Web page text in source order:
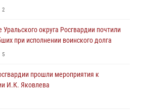
2
округа Росгвардии почтили
при исполнении воинского долга
5
прошли мероприятия к
И.К. Яковлева